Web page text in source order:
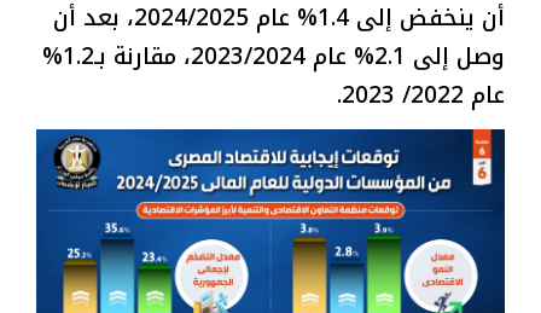
أن ينخفض إلى 1.4% عام 2024/2025، بعد أن
وصل إلى 2.1% عام 2023/2024، مقارنة بـ1.2%
عام 2022/ 2023.